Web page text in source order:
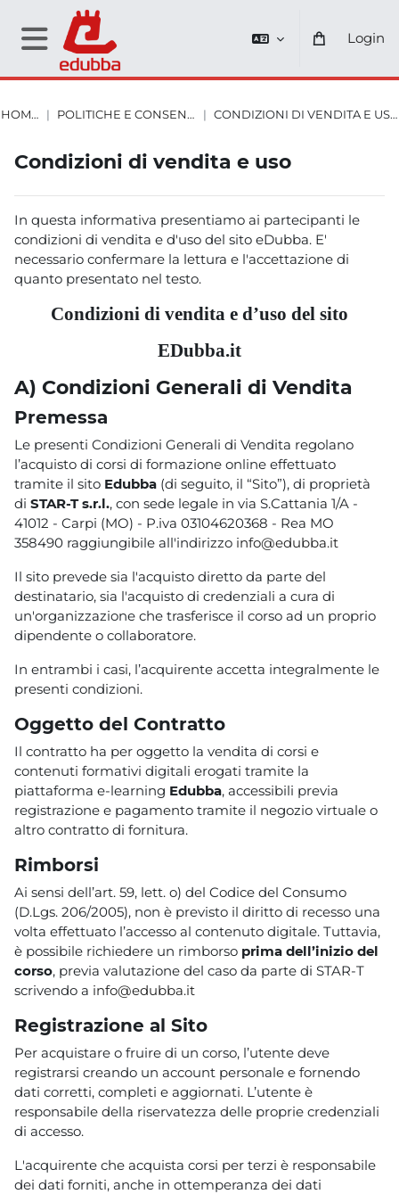
Vai al contenuto principale
Pannello laterale
Login
HOME POLITICHE E CONSENSI CONDIZIONI DI VENDITA E USO
Blocchi
Blocchi
Blocchi
Blocchi
Condizioni di vendita e uso
In questa informativa presentiamo ai partecipanti le
condizioni di vendita e d'uso del sito eDubba. E'
necessario confermare la lettura e l'accettazione di
quanto presentato nel testo.
Condizioni di vendita e d’uso del sito
EDubba.it
A) Condizioni Generali di Vendita
Premessa
Le presenti Condizioni Generali di Vendita regolano
l’acquisto di corsi di formazione online effettuato
tramite il sito Edubba (di seguito, il “Sito”), di proprietà
di STAR-T s.r.l., con sede legale in via S.Cattania 1/A -
41012 - Carpi (MO) - P.iva 03104620368 - Rea MO
358490 raggiungibile all'indirizzo info@edubba.it
Il sito prevede sia l'acquisto diretto da parte del
destinatario, sia l'acquisto di credenziali a cura di
un'organizzazione che trasferisce il corso ad un proprio
dipendente o collaboratore.
In entrambi i casi, l’acquirente accetta integralmente le
presenti condizioni.
Oggetto del Contratto
Il contratto ha per oggetto la vendita di corsi e
contenuti formativi digitali erogati tramite la
piattaforma e-learning Edubba, accessibili previa
registrazione e pagamento tramite il negozio virtuale o
altro contratto di fornitura.
Rimborsi
Ai sensi dell’art. 59, lett. o) del Codice del Consumo
(D.Lgs. 206/2005), non è previsto il diritto di recesso una
volta effettuato l’accesso al contenuto digitale. Tuttavia,
è possibile richiedere un rimborso prima dell’inizio del
corso, previa valutazione del caso da parte di STAR-T
scrivendo a info@edubba.it
Registrazione al Sito
Per acquistare o fruire di un corso, l’utente deve
registrarsi creando un account personale e fornendo
dati corretti, completi e aggiornati. L’utente è
responsabile della riservatezza delle proprie credenziali
di accesso.
L'acquirente che acquista corsi per terzi è responsabile
dei dati forniti, anche in ottemperanza dei dati